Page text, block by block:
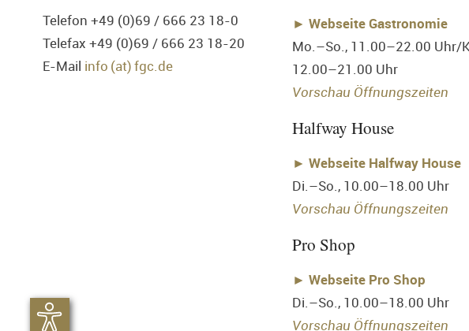
Telefon +49 (0)69 / 666 23 18-0
Telefax +49 (0)69 / 666 23 18-20
E-Mail info (at) fgc.de
►Webseite Gastronomie
Mo.–So., 11.00–22.00 Uhr/
12.00–21.00 Uhr
Vorschau Öffnungszeiten
Halfway House
►Webseite Halfway House
Di.–So., 10.00–18.00 Uhr
Vorschau Öffnungszeiten
Pro Shop
►Webseite Pro Shop
Di.–So., 10.00–18.00 Uhr
Vorschau Öffnungszeiten